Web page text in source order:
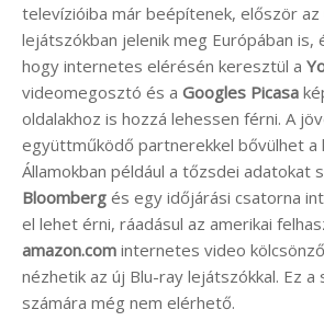
televízióiba már beépítenek, először az
lejátszókban jelenik meg Európában is,
hogy internetes elérésén keresztül a
videomegosztó és a Googles Picasa
oldalakhoz is hozzá lehessen férni. A
együttműködő partnerekkel bővülhet a
Államokban például a tőzsdei adatokat
Bloomberg és egy időjárási csatorna
el lehet érni, ráadásul az amerikai
amazon.com internetes video
nézhetik az új Blu-ray lejátszókkal. Ez a
számára még nem elérhető.